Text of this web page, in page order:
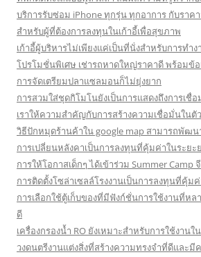
บริการรับซ่อม iPhone ทุกรุ่น ทุกอาการ กับราค
สำหรับผู้ที่ต้องการลงทุนในเก้าอี้เพื่อสุขภาพ
เก้าอี้ผู้บริหารไม่เพียงแค่เป็นที่นั่งสำหรับการทำ
โปรโมชั่นพิเศษ เช่ารถหาดใหญ่ราคาดี พร้อมข้
การจัดเตรียมปลาแซลมอนก็ไม่ยุ่งยาก
การสวมใส่ชุดกิโมโนยังเป็นการแสดงถึงการเชื่อ
เราให้ความสำคัญกับการสร้างความเชื่อมั่นในตั
วิธีปักหมุดร้านค้าใน google map สามารถพัฒ
การเปลี่ยนหลังคาเป็นการลงทุนที่คุ้มค่าในระยะ
การให้โอกาสเด็กๆ ได้เข้าร่วม Summer Camp
การติดตั้งโซล่าเซลล์โรงงานเป็นการลงทุนที่คุ้ม
การเลือกใช้ตู้เก็บของที่มีฟังก์ชั่นการใช้งานที่ห
ดี
เครื่องกรองน้ำ RO ยังเหมาะสำหรับการใช้งานใ
วงดนตรีงานแต่งสิ่งที่สร้างความทรงจำที่ดีและ